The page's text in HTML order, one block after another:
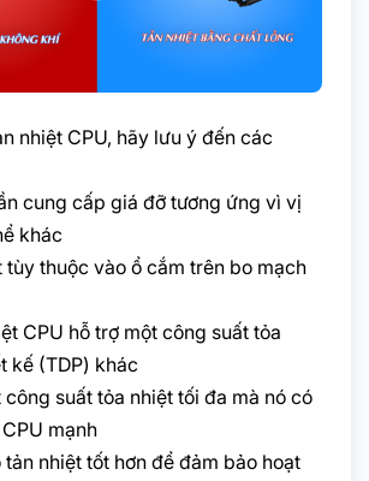
nhiệt CPU, hãy lưu ý đến các
cung cấp giá đỡ tương ứng vì vị
khác
tùy thuộc vào ổ cắm trên bo mạch
CPU hỗ trợ một công suất tỏa
kế (TDP) khác
công suất tỏa nhiệt tối đa mà nó có
mạnh
tản nhiệt tốt hơn để đảm bảo hoạt